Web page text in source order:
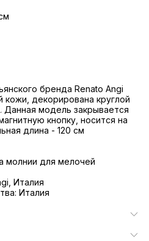
бренда Renato Angi
кожи, декорирована круглой
модель закрывается
кнопку, носится на
длина - 120 см
молнии для мелочей
Италия
Италия